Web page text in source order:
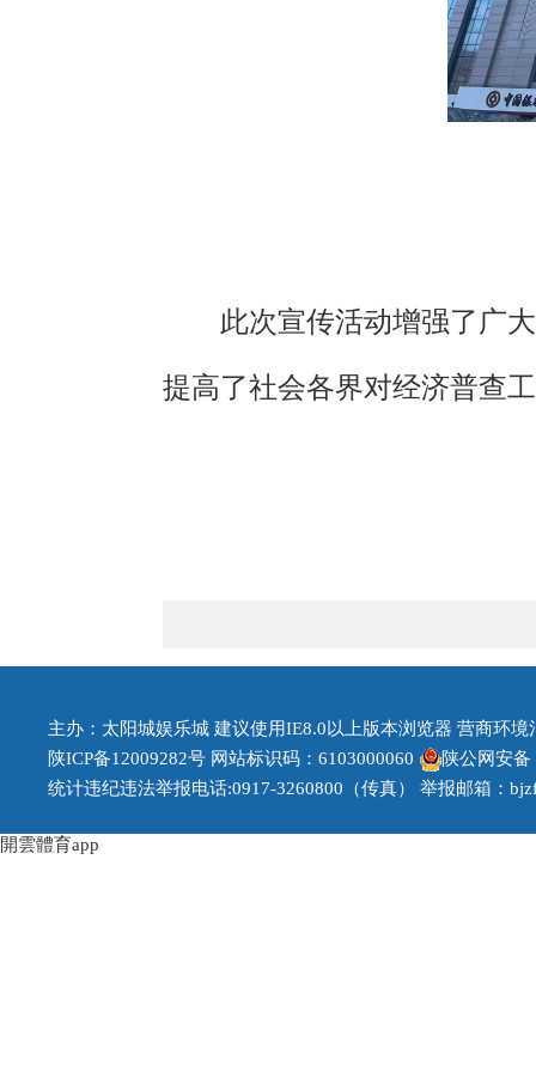
此次宣传活动增强了广
提高了社会各界对经济普查
主办：太阳城娱乐城 建议使用IE8.0以上版本浏览器 营商环境
陕ICP备12009282号 网站标识码：6103000060
陕公网安备
统计违纪违法举报电话:0917-3260800（传真） 举报邮箱：
開雲體育app